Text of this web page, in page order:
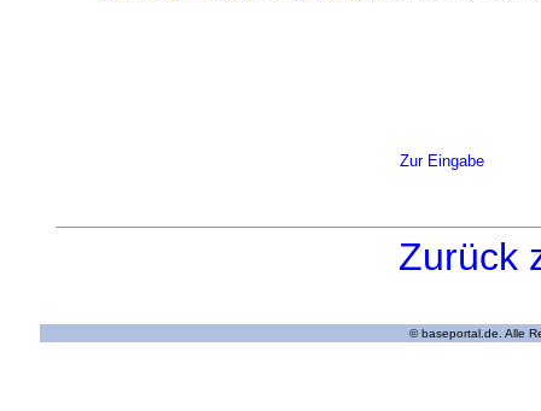
Zur Eingabe
Zurück
© baseportal.de. Alle